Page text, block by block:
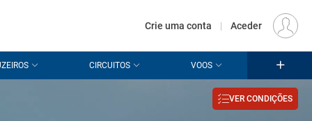
EUR
Crie uma conta | Aceder
CIRCUITOS VOOS
VER CONDIÇÕES